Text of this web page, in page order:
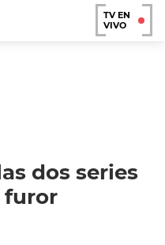
TV EN
VIVO
dos series
furor